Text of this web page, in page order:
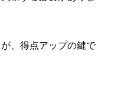
、得点アップの鍵で